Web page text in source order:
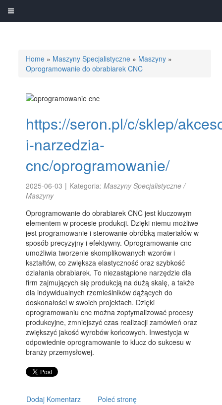
Home » Maszyny Specjalistyczne » Maszyny »
Oprogramowanie do obrabiarek CNC
https://seron.pl/c/sklep/
i-narzedzia-
cnc/oprogramowanie/
2025-06-03 | Kategoria:Maszyny Specjalistyczne /
Maszyny
Oprogramowanie do obrabiarek CNC jest kluczowym
elementem w procesie produkcji. Dzięki niemu możliwe
jest programowanie i sterowanie obróbką materiałów w
sposób precyzyjny i efektywny. Oprogramowanie cnc
umożliwia tworzenie skomplikowanych wzorów i
kształtów, co zwiększa elastyczność oraz szybkość
działania obrabiarek. To niezastąpione narzędzie dla
firm zajmujących się produkcją na dużą skalę, a także
dla indywidualnych rzemieślników dążących do
doskonałości w swoich projektach. Dzięki
oprogramowaniu cnc można zoptymalizować procesy
produkcyjne, zmniejszyć czas realizacji zamówień oraz
zwiększyć jakość wyrobów końcowych. Inwestycja w
odpowiednie oprogramowanie to klucz do sukcesu w
branży przemysłowej.
Dodaj Komentarz Poleć stronę